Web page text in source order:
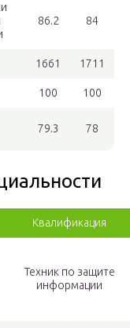
86.2 84
1661 1711
100 100
79.3 78
Квалификация
Техник по защите
информации